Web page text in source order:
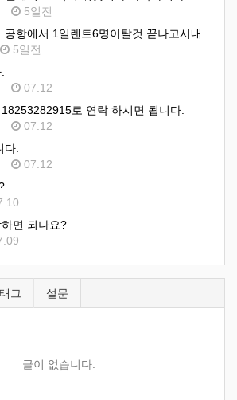
5일전
5일전
07.12
로 연락 하시면 됩니다.
07.12
다.
07.12
면 되나요?
태그 설문
글이 없습니다.